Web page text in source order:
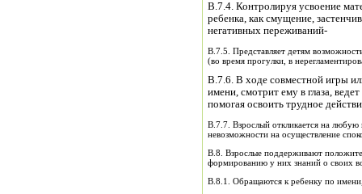
В.7.4. Контролируя усвоение
ребенка, как смущение,
негативных переживаний-
В.7.5. Представляет детям
(во время прогулки, в
В.7.6. В ходе совместной игры
имени, смотрит ему в глаза,
помогая освоить трудное
В.7.7. Взрослый откликается на любую
невозможности на осуществление
В.8. Взрослые поддерживают
формированию у них знаний о своих
В.8.1. Обращаются к ребенку по